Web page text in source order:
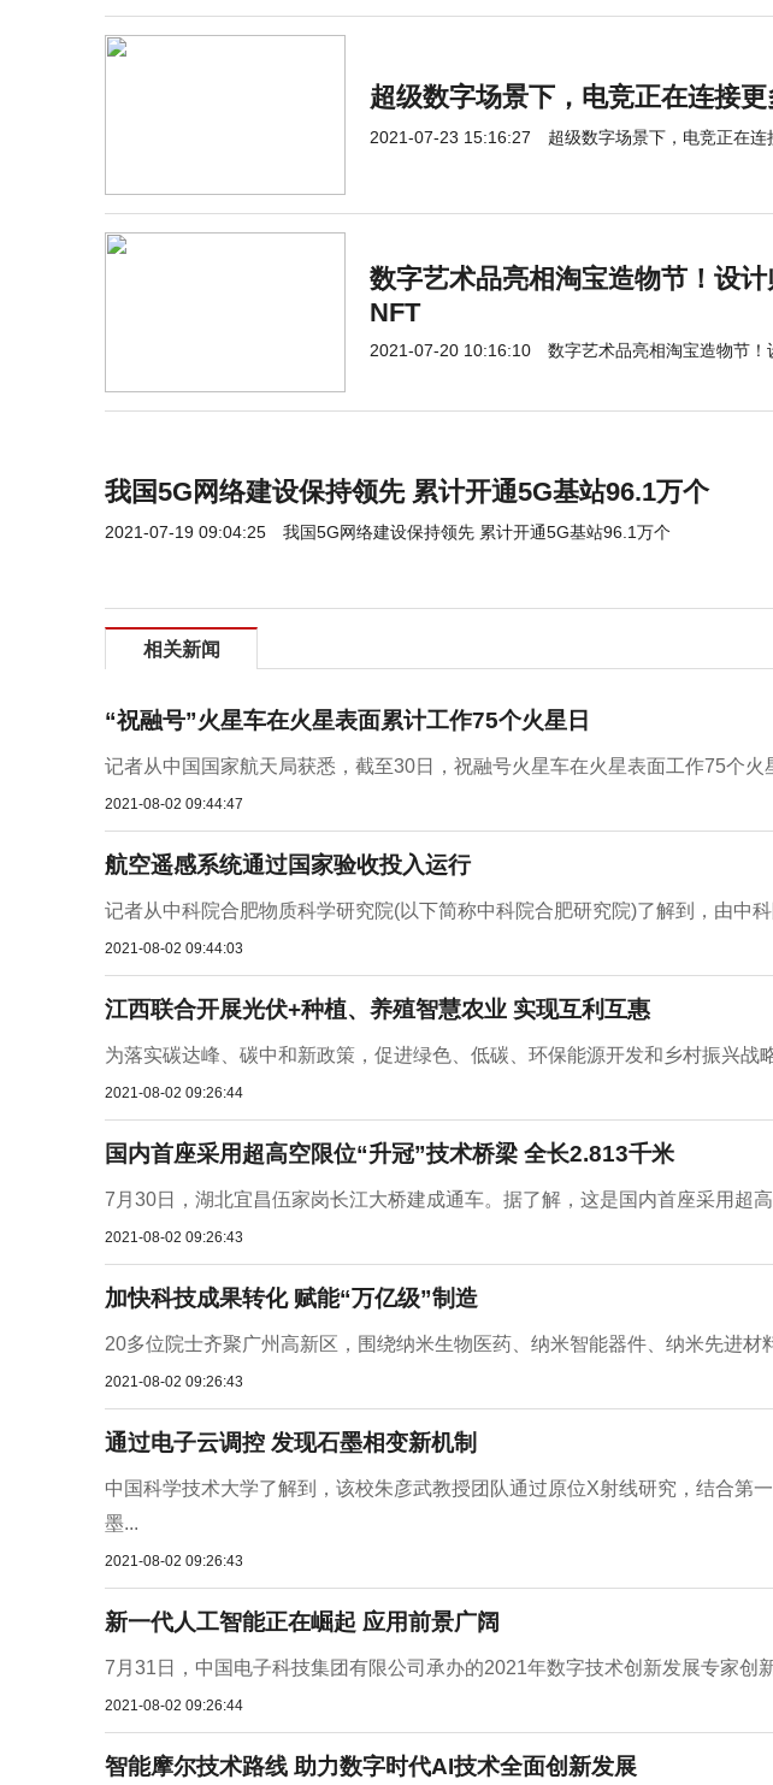
超级数字场景下，电竞正在连接
2021-07-23 15:16:27 超级数字场景下，电竞正在连
数字艺术品亮相淘宝造物节！设
NFT
2021-07-20 10:16:10 数字艺术品亮相淘宝造物节
我国5G网络建设保持领先 累计开通5G基站96.1万个
2021-07-19 09:04:25 我国5G网络建设保持领先 累计开通5G基站96.1万个
相关新闻
“祝融号”火星车在火星表面累计工作75个火星日
记者从中国国家航天局获悉，截至30日，祝融号火星车在火星表面工作75个火
2021-08-02 09:44:47
航空遥感系统通过国家验收投入运行
记者从中科院合肥物质科学研究院(以下简称中科院合肥研究院)了解到，由中
2021-08-02 09:44:03
江西联合开展光伏+种植、养殖智慧农业 实现互利互惠
为落实碳达峰、碳中和新政策，促进绿色、低碳、环保能源开发和乡村振兴战
2021-08-02 09:26:44
国内首座采用超高空限位“升冠”技术桥梁 全长2.813千米
7月30日，湖北宜昌伍家岗长江大桥建成通车。据了解，这是国内首座采用超
2021-08-02 09:26:43
加快科技成果转化 赋能“万亿级”制造
20多位院士齐聚广州高新区，围绕纳米生物医药、纳米智能器件、纳米先进材
2021-08-02 09:26:43
通过电子云调控 发现石墨相变新机制
中国科学技术大学了解到，该校朱彦武教授团队通过原位X射线研究，结合第
墨...
2021-08-02 09:26:43
新一代人工智能正在崛起 应用前景广阔
7月31日，中国电子科技集团有限公司承办的2021年数字技术创新发展专家创
2021-08-02 09:26:44
智能摩尔技术路线 助力数字时代AI技术全面创新发展